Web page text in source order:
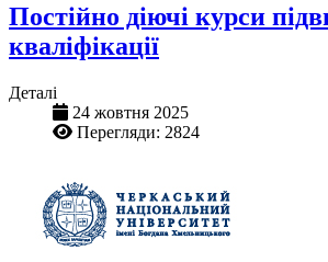
Постійно діючі курси
кваліфікації
Деталі
24 жовтня 2025
Перегляди: 2824